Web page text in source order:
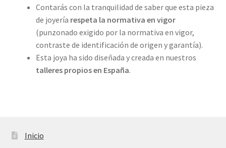
Contarás con la tranquilidad de saber que esta pieza
de joyería respeta la normativa en vigor
(punzonado exigido por la normativa en vigor,
contraste de identificación de origen y garantía).
Esta joya ha sido diseñada y creada en nuestros
talleres propiosen España.
Inicio